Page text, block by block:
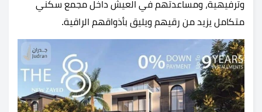
وترفيهية، ومساعدتهم في العيش داخل مجمع سكني
متكامل يزيد من رقيهم ويليق بأذواقهم الراقية.